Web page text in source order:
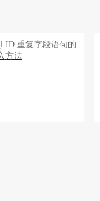
ID 重复字段语句的
方法